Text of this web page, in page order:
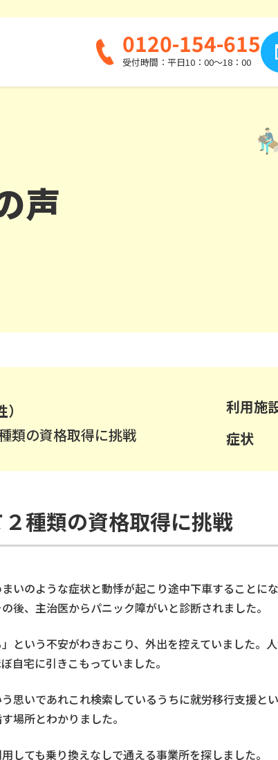
0120-154-615
受付時間：平日10：00～18：00
声
類の資格取得に挑戦
利用施
症状
種類の資格取得に挑戦
いのような症状と動悸が起こり途中下車することに
後、主治医からパニック障がいと診断されました。
」という不安がわきおこり、外出を控えていました。
自宅に引きこもっていました。
思いであれこれ検索しているうちに就労移行支援と
場所とわかりました。
しても乗り換えなしで通える事業所を探しました。